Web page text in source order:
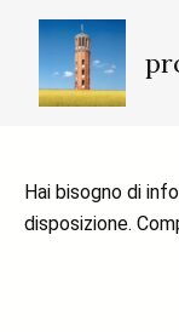
contenuto
Hai bisogno di
disposizione.